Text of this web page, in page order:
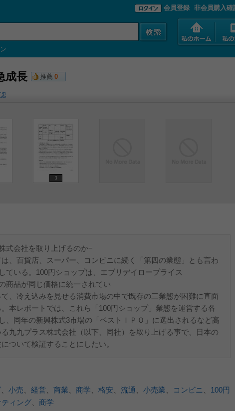
会員登録 非会員購入確
成長 推薦 0
3
式会社を取り上げるのか−
、百貨店、スーパー、コンビニに続く「第四の業態」とも言わ
ている。100円ショップは、エブリデイロープライス
商品が同じ価格に統一されてい
、冷え込みを見せる消費市場の中で既存の三業態が困難に直面
本レポートでは、これら「100円ショップ」業態を運営する各
、同年の新興株式3市場の「ベストＩＰＯ」に選出されるなど高
九九プラス株式会社（以下、同社）を取り上げる事で、日本の
ついて検証することにしたい。
小売 経営 商業 商学 格安 流通 小売業 コンビニ
100円
ティング 商学